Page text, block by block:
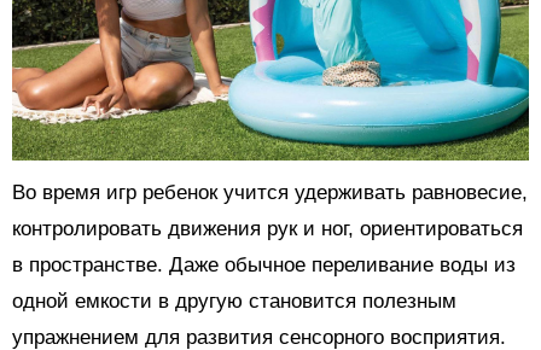
Во время игр ребенок учится удерживать равновесие,
контролировать движения рук и ног, ориентироваться
в пространстве. Даже обычное переливание воды из
одной емкости в другую становится полезным
упражнением для развития сенсорного восприятия.